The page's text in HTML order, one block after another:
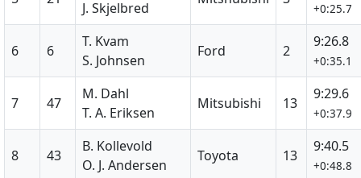
J. Skjelbred
+0:25.7
6 6
T. Kvam
S. Johnsen
Ford 2
9:26.8
+0:35.1
7 47
M. Dahl
T. A. Eriksen
Mitsubishi 13
9:29.6
+0:37.9
8 43
B. Kollevold
O. J. Andersen
Toyota 13
9:40.5
+0:48.8